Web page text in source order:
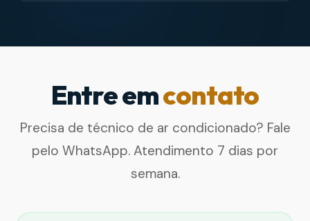
Entre emcontato
Precisa de técnico de ar condicionado? Fale
pelo WhatsApp. Atendimento 7 dias por
semana.